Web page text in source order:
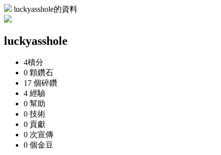
luckyasshole的資料
luckyasshole
4積分
0 顆鑽石
17 個碎鑽
4 經驗
0 幫助
0 技術
0 貢獻
0 次宣傳
0 個金豆